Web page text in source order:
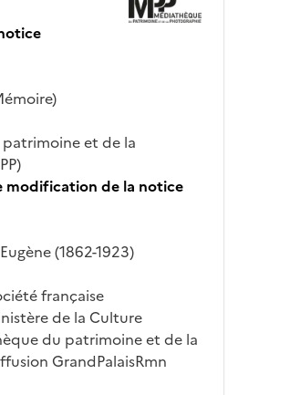
et de la
modification de la notice
(1862-1923)
française
de la Culture
du patrimoine et de la
GrandPalaisRmn